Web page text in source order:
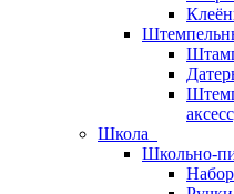
Школа
Школьно-